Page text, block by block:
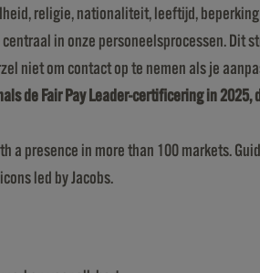
religie, nationaliteit, leeftijd,
in onze personeelsprocessen.
niet om contact op te nemen als je
de Fair Pay Leader-certificering in
presence in more than 100 markets.
led by Jacobs.